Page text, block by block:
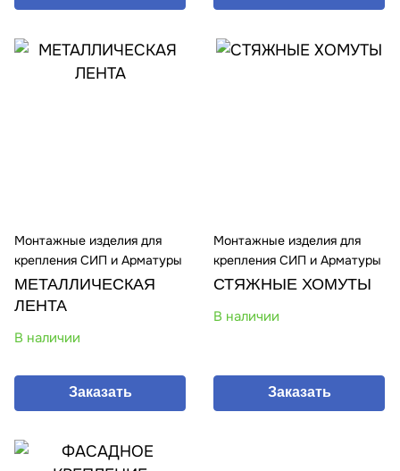
Монтажные изделия для
крепления СИП и Арматуры
МЕТАЛЛИЧЕСКАЯ
ЛЕНТА
В наличии
Заказать
Монтажные изделия для
крепления СИП и Арматуры
СТЯЖНЫЕ ХОМУТЫ
В наличии
Заказать